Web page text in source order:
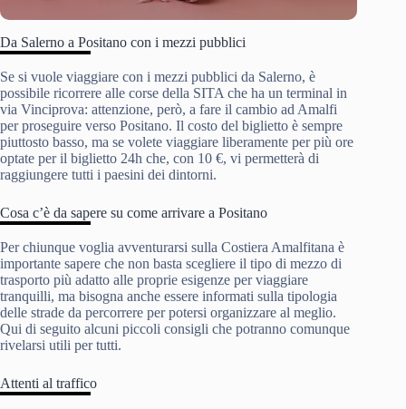
Da Salerno a Positano con i mezzi pubblici
Se si vuole viaggiare con i mezzi pubblici da Salerno, è
possibile ricorrere alle corse della SITA che ha un terminal in
via Vinciprova: attenzione, però, a fare il cambio ad Amalfi
per proseguire verso Positano. Il costo del biglietto è sempre
piuttosto basso, ma se volete viaggiare liberamente per più ore
optate per il biglietto 24h che, con 10 €, vi permetterà di
raggiungere tutti i paesini dei dintorni.
Cosa c’è da sapere su come arrivare a Positano
Per chiunque voglia avventurarsi sulla Costiera Amalfitana è
importante sapere che non basta scegliere il tipo di mezzo di
trasporto più adatto alle proprie esigenze per viaggiare
tranquilli, ma bisogna anche essere informati sulla tipologia
delle strade da percorrere per potersi organizzare al meglio.
Qui di seguito alcuni piccoli consigli che potranno comunque
rivelarsi utili per tutti.
Attenti al traffico